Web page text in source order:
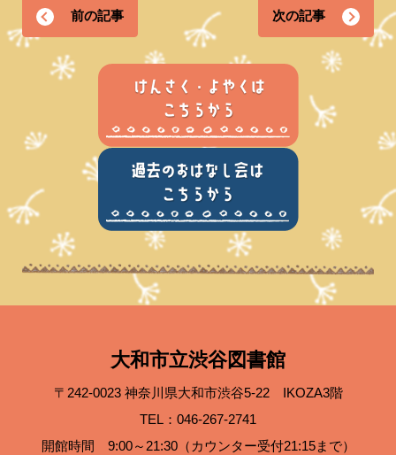
前の記事 次の記事
大和市立渋谷図書館
〒242-0023 神奈川県大和市渋谷5-22 IKOZA3階
TEL：046-267-2741
開館時間 9:00～21:30（カウンター受付21:15まで）